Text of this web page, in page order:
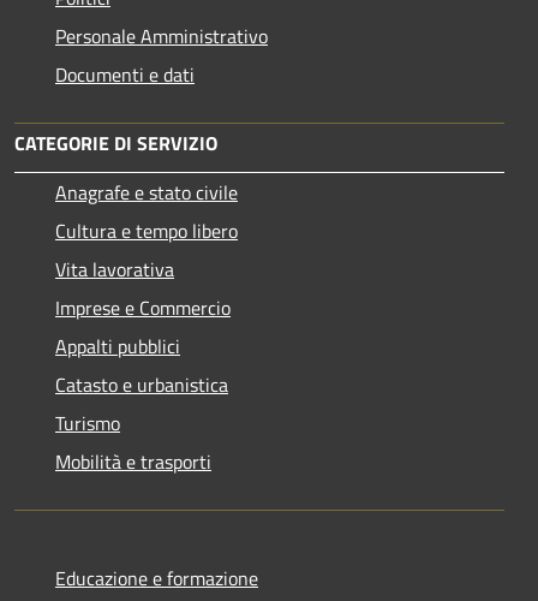
Personale Amministrativo
Documenti e dati
CATEGORIE DI SERVIZIO
Anagrafe e stato civile
Cultura e tempo libero
Vita lavorativa
Imprese e Commercio
Appalti pubblici
Catasto e urbanistica
Turismo
Mobilità e trasporti
Educazione e formazione